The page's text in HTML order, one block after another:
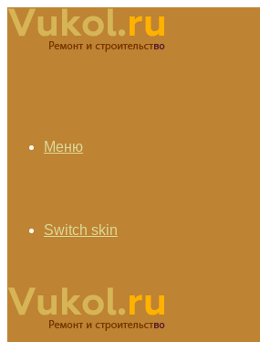
Меню
Switch skin